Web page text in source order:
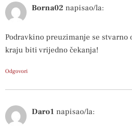
Borna02 napisao/la:
Podravkino preuzimanje se stvarno
kraju biti vrijedno čekanja!
Odgovori
Daro1 napisao/la: